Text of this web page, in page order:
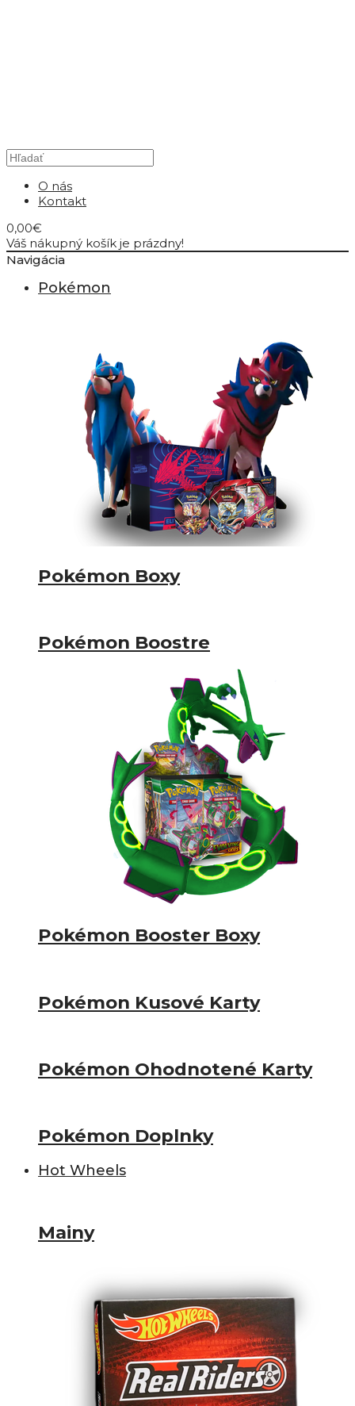
O nás
Kontakt
0,00€
Váš nákupný košík je prázdny!
Navigácia
Pokémon
Pokémon Boxy
Pokémon Boostre
Pokémon Booster Boxy
Pokémon Kusové Karty
Pokémon Ohodnotené Karty
Pokémon Doplnky
Hot Wheels
Mainy